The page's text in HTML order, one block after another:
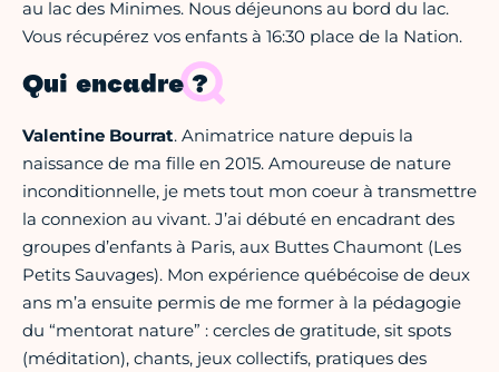
au lac des Minimes. Nous déjeunons au bord du lac.
Vous récupérez vos enfants à 16:30 place de la Nation.
Qui encadre ?
Valentine Bourrat. Animatrice nature depuis la
naissance de ma fille en 2015. Amoureuse de nature
inconditionnelle, je mets tout mon coeur à transmettre
la connexion au vivant. J’ai débuté en encadrant des
groupes d’enfants à Paris, aux Buttes Chaumont (Les
Petits Sauvages). Mon expérience québécoise de deux
ans m’a ensuite permis de me former à la pédagogie
du “mentorat nature” : cercles de gratitude, sit spots
(méditation), chants, jeux collectifs, pratiques des